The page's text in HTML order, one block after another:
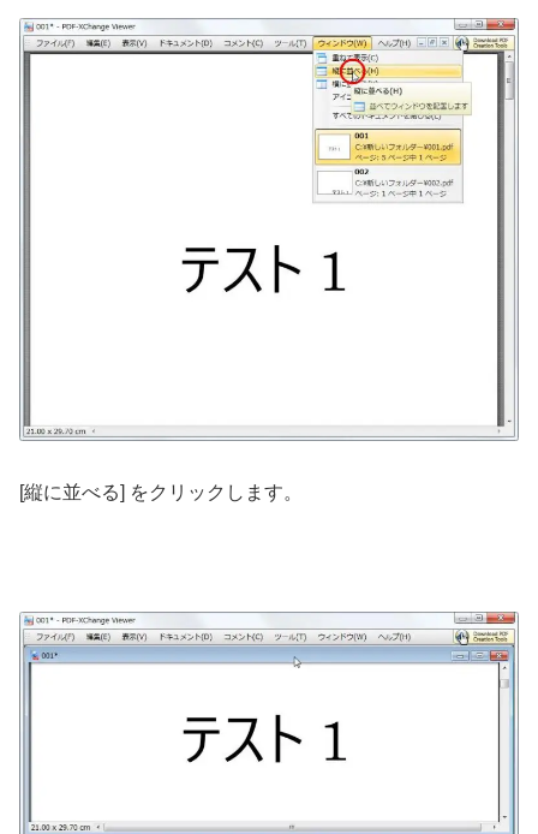
[縦に並べる] をクリックします。